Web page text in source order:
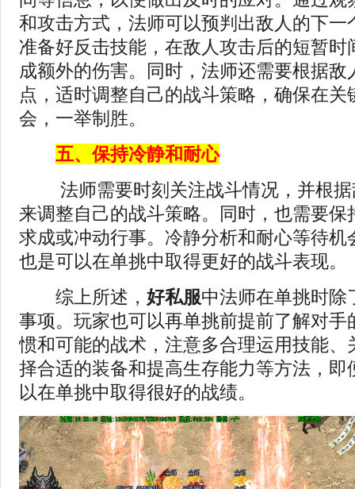
和攻击方式，法师可以预判出敌人的下一
准备好反击技能，在敌人攻击后的短暂时
成额外的伤害。同时，法师还需要根据敌
点，适时调整自己的战斗策略，确保在关
会，一举制胜。
五、保持冷静和耐心
法师需要时刻关注战斗情况，并根据
来调整自己的战斗策略。同时，也需要保
求成或冲动行事。冷静分析和耐心等待机
也是可以在单挑中取得更好的战斗表现。
综上所述， 好私服中法师在单挑时除
事项。玩家也可以再单挑前提前了解对手
惯和可能的战术，注意多合理运用技能、
择合适的装备和提高生存能力等方法，即
以在单挑中取得很好的战绩。